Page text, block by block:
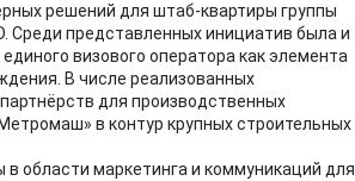
решений для штаб-квартиры группы
Среди представленных инициатив была и
визового оператора как элемента
В числе реализованных
для производственных
в контур крупных строительных
области маркетинга и коммуникаций для